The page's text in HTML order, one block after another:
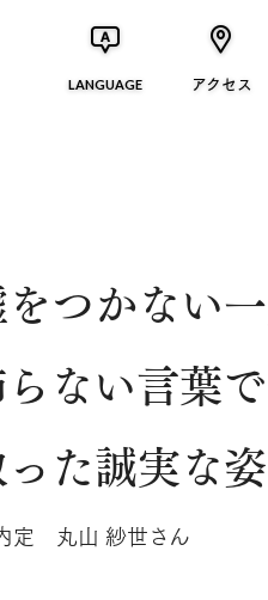
LANGUAGE アクセス
つかない
ない言葉
た誠実な姿
定 丸山 紗世さん